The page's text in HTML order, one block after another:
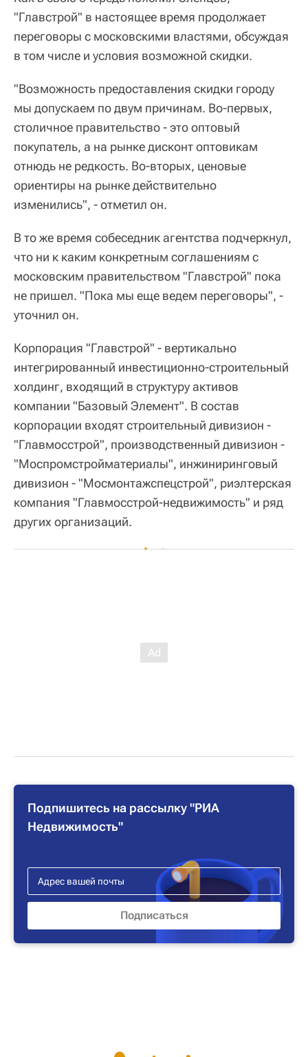
"Главстрой" в настоящее время продолжает
переговоры с московскими властями, обсуждая
в том числе и условия возможной скидки.
"Возможность предоставления скидки городу
мы допускаем по двум причинам. Во-первых,
столичное правительство - это оптовый
покупатель, а на рынке дисконт оптовикам
отнюдь не редкость. Во-вторых, ценовые
ориентиры на рынке действительно
изменились", - отметил он.
В то же время собеседник агентства подчеркнул,
что ни к каким конкретным соглашениям с
московским правительством "Главстрой" пока
не пришел. "Пока мы еще ведем переговоры", -
уточнил он.
Корпорация "Главстрой" - вертикально
интегрированный инвестиционно-строительный
холдинг, входящий в структуру активов
компании "Базовый Элемент". В состав
корпорации входят строительный дивизион -
"Главмосстрой", производственный дивизион -
"Моспромстройматериалы", инжиниринговый
дивизион - "Мосмонтажспецстрой", риэлтерская
компания "Главмосстрой-недвижимость" и ряд
других организаций.
Подпишитесь на рассылку "РИА
Недвижимость"